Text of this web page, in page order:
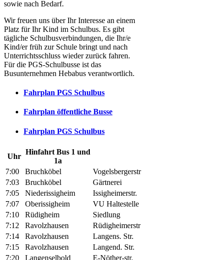
sowie nach Bedarf.
Wir freuen uns über Ihr Interesse an einem
Platz für Ihr Kind im Schulbus. Es gibt
tägliche Schulbusverbindungen, die Ihr/e
Kind/er früh zur Schule bringt und nach
Unterrichtsschluss wieder zurück fahren.
Für die PGS-Schulbusse ist das
Busunternehmen Hebabus verantwortlich.
Fahrplan PGS Schulbus
Fahrplan öffentliche Busse
Fahrplan PGS Schulbus
Uhr
Hinfahrt Bus 1 und
1a
7:00
Bruchköbel
Vogelsbergerstr
7:03
Bruchköbel
Gärtnerei
7:05
Niederissigheim
Issigheimerstr.
7:07
Oberissigheim
VU Haltestelle
7:10
Rüdigheim
Siedlung
7:12
Ravolzhausen
Rüdigheimerstr
7:14
Ravolzhausen
Langens. Str.
7:15
Ravolzhausen
Langend. Str.
7:20
Langenselbold E-Nöther-str.